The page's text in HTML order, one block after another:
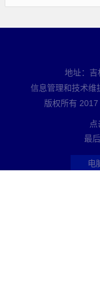
地址：吉
信息管理和技术维
版权所有
点
最
电